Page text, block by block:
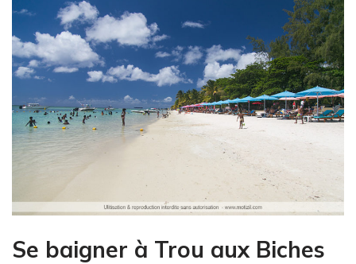
Se baigner à Trou aux Biches